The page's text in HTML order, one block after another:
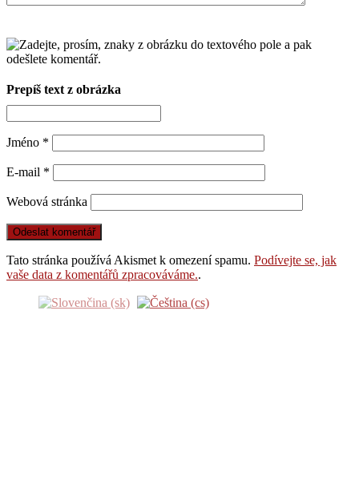
Prepíš text z obrázka
Jméno *
E-mail *
Webová stránka
Tato stránka používá Akismet k omezení spamu. Podívejte se, jak
vaše data z komentářů zpracováváme..